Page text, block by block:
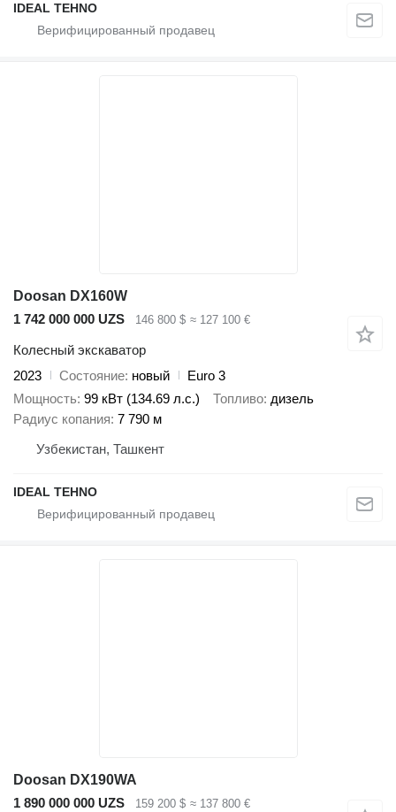
IDEAL TEHNO
Doosan DX160W
1 742 000 000 UZS
146 800 $ ≈ 127 100 €
Колесный экскаватор
2023
Состояние новый
Euro 3
Мощность 99 кВт (134.69 л.с.) Топливо дизель
Радиус копания 7 790 м
Узбекистан, Ташкент
IDEAL TEHNO
Doosan DX190WA
1 890 000 000 UZS
159 200 $ ≈ 137 800 €